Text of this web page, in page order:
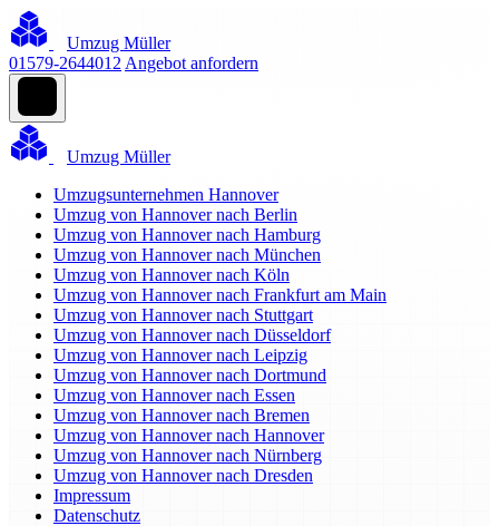
Umzug Müller
01579-2644012 Angebot anfordern
Umzug Müller
Umzugsunternehmen Hannover
Umzug von Hannover nach Berlin
Umzug von Hannover nach Hamburg
Umzug von Hannover nach München
Umzug von Hannover nach Köln
Umzug von Hannover nach Frankfurt am Main
Umzug von Hannover nach Stuttgart
Umzug von Hannover nach Düsseldorf
Umzug von Hannover nach Leipzig
Umzug von Hannover nach Dortmund
Umzug von Hannover nach Essen
Umzug von Hannover nach Bremen
Umzug von Hannover nach Hannover
Umzug von Hannover nach Nürnberg
Umzug von Hannover nach Dresden
Impressum
Datenschutz